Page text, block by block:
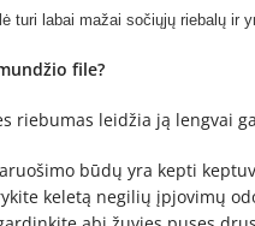
turi labai mažai sočiųjų riebalų ir
file?
riebumas leidžia ją lengvai
būdų yra kepti
keletą negilių įpjovimų